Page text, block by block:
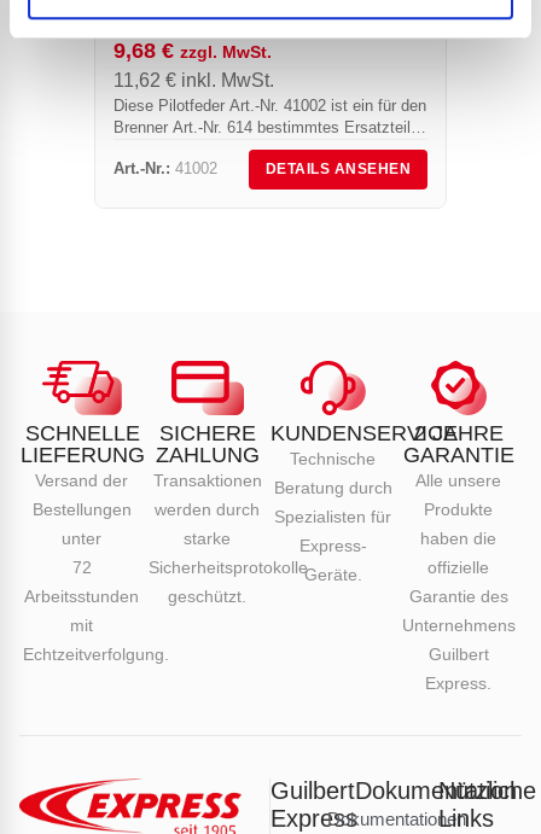
FÜR BRENNER 614
9,68 € zzgl. MwSt.
11,62 € inkl. MwSt.
Diese Pilotfeder Art.-Nr. 41002 ist ein für den
Brenner Art.-Nr. 614 bestimmtes Ersatzteil.
Es ist im Onlineverkauf erhältlich und kann
in 48 Stunden nach dem...
Art.-Nr.: 41002 DETAILS ANSEHEN
Nr.
SCHNELLE
LIEFERUNG
Versand der
Bestellungen
unter
72
Arbeitsstunden
mit
Echtzeitverfolgung.
SICHERE
ZAHLUNG
Transaktionen
werden durch
starke
Sicherheitsprotokolle
geschützt.
KUNDENSERVICE
Technische
Beratung durch
Spezialisten für
Express-
Geräte.
2 JAHRE
GARANTIE
Alle unsere
Produkte
haben die
offizielle
Garantie des
Unternehmens
Guilbert
Express.
Guilbert
Express
Dokumentation
Dokumentationen
Nützliche
Links